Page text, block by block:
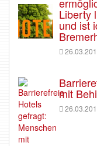
Liberty
und ist
mit